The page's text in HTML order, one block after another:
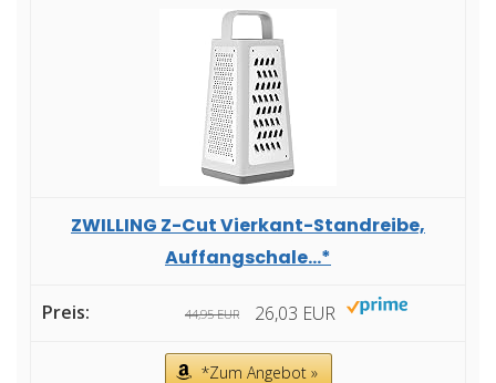
ZWILLING Z-Cut Vierkant-Standreibe,
Auffangschale...*
44,95 EUR 26,03 EUR
*Zum Angebot »